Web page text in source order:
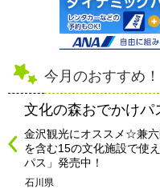
今月のおすすめ！
文化の森おでかけパ
金沢観光にオススメ☆兼
を含む15の文化施設で使
パス」発売中！
石川県